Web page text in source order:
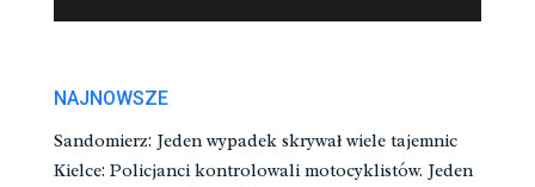
NAJNOWSZE
Sandomierz: Jeden wypadek skrywał wiele tajemnic
Kielce: Policjanci kontrolowali motocyklistów. Jeden